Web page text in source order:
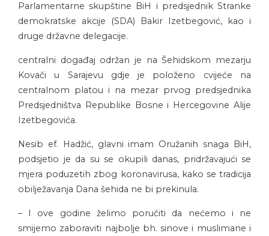
Parlamentarne skupštine BiH i predsjednik Stranke
demokratske akcije (SDA) Bakir Izetbegović, kao i
druge državne delegacije.
centralni događaj održan je na Šehidskom mezarju
Kovači u Sarajevu gdje je položeno cvijeće na
centralnom platou i na mezar prvog predsjednika
Predsjedništva Republike Bosne i Hercegovine Alije
Izetbegovića.
Nesib ef. Hadžić, glavni imam Oružanih snaga BiH,
podsjetio je da su se okupili danas, pridržavajući se
mjera poduzetih zbog koronavirusa, kako se tradicija
obilježavanja Dana šehida ne bi prekinula.
– I ove godine želimo poručiti da nećemo i ne
smijemo zaboraviti najbolje bh. sinove i muslimane i